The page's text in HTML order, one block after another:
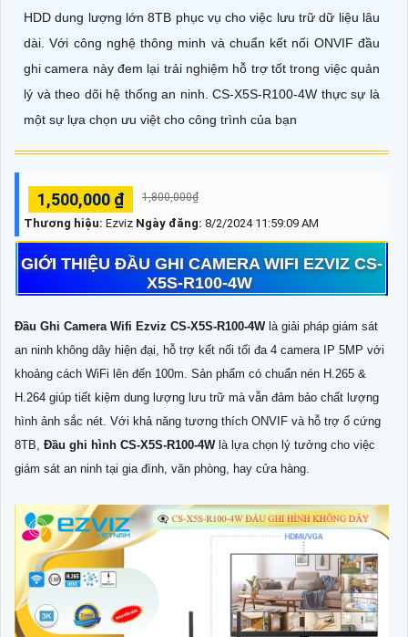
HDD dung lượng lớn 8TB phục vụ cho việc lưu trữ dữ liệu lâu
dài. Với công nghệ thông minh và chuẩn kết nối ONVIF đầu
ghi camera này đem lại trải nghiệm hỗ trợ tốt trong việc quản
lý và theo dõi hệ thống an ninh. CS-X5S-R100-4W thực sự là
một sự lựa chọn ưu việt cho công trình của bạn
1,500,000 ₫ 1,800,000₫
Thương hiệu: Ezviz Ngày đăng: 8/2/2024 11:59:09 AM
GIỚI THIỆU ĐẦU GHI CAMERA WIFI EZVIZ CS-
X5S-R100-4W
Đầu Ghi Camera Wifi Ezviz CS-X5S-R100-4Wlà giải pháp giám sát
an ninh không dây hiện đại, hỗ trợ kết nối tối đa 4 camera IP 5MP với
khoảng cách WiFi lên đến 100m. Sản phẩm có chuẩn nén H.265 &
H.264 giúp tiết kiệm dung lượng lưu trữ mà vẫn đảm bảo chất lượng
hình ảnh sắc nét. Với khả năng tương thích ONVIF và hỗ trợ ổ cứng
8TB, Đầu ghi hình CS-X5S-R100-4Wlà lựa chọn lý tưởng cho việc
giám sát an ninh tại gia đình, văn phòng, hay cửa hàng.